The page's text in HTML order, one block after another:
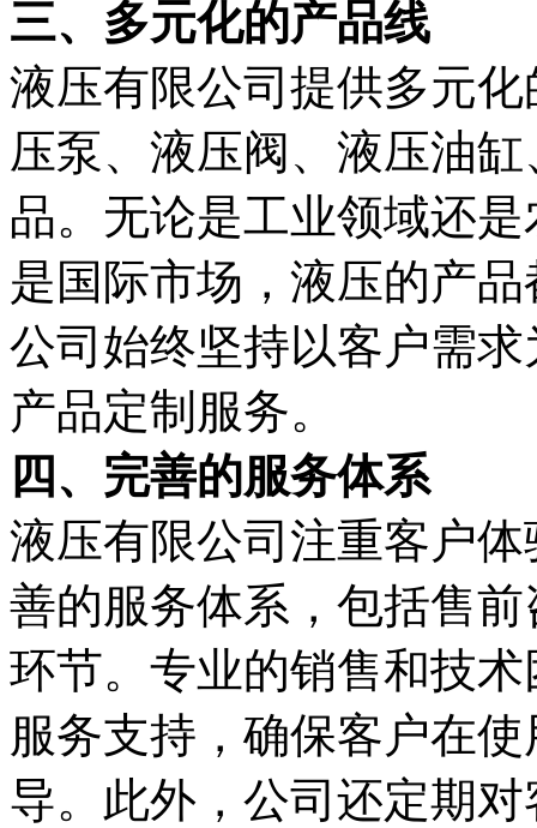
三、多元化的产品线
液压有限公司提供多元
压泵、液压阀、液压油
品。无论是工业领域还
是国际市场，液压的产
公司始终坚持以客户需
产品定制服务。
四、完善的服务体系
液压有限公司注重客户
善的服务体系，包括售
环节。专业的销售和技
服务支持，确保客户在
导。此外，公司还定期